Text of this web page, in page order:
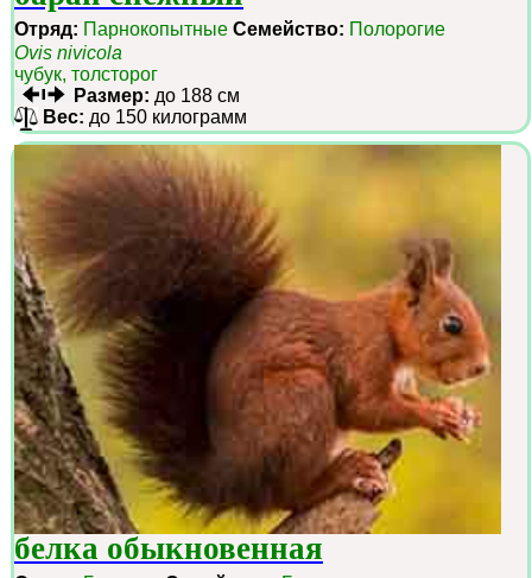
Отряд: Парнокопытные Семейство: Полорогие
Ovis nivicola
чубук, толсторог
Размер: до 188 см
Вес: до 150 килограмм
белка обыкновенная